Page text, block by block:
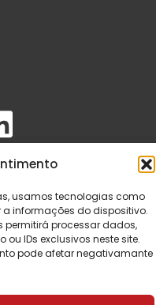
usamos tecnologias como
informações do dispositivo.
permitirá processar dados,
IDs exclusivos neste site.
pode afetar negativamante
Todos os